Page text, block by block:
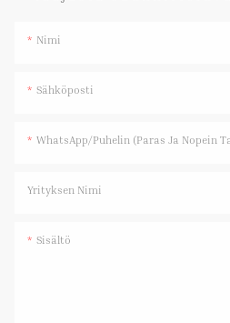
Nimi
Sähköposti
WhatsApp/Puhelin (paras Ja Nopein
Yrityksen Nimi
Sisältö